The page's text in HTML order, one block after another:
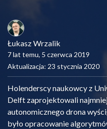
Łukasz Wrzalik
7 lat temu, 5 czerwca 2019
Aktualizacja: 23 stycznia 2020
Holenderscy naukowcy z
Delft zaprojektowali
autonomicznego drona
było opracowanie